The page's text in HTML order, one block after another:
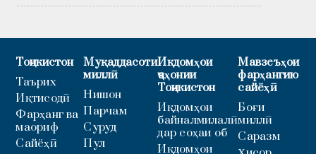
Тоҷикистон
Таърих
Иқтисодӣ
Фарҳанг ва
маориф
Сайёҳӣ
Муқаддасоти
миллӣ
Нишон
Парчам
Суруд
Пул
Иқдомҳои
ҷаҳонии
Тоҷикистон
Иқдомҳои
байналмилалӣ
дар соҳаи об
Иқдомҳои
Мавзеъҳои
фарҳангию
сайёҳӣ
Боғи
миллӣ
Саразм